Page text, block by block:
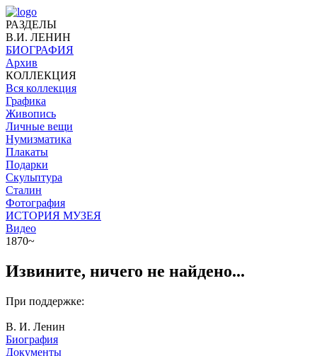
РАЗДЕЛЫ
В.И. ЛЕНИН
БИОГРАФИЯ
Архив
КОЛЛЕКЦИЯ
Вся коллекция
Графика
Живопись
Личные вещи
Нумизматика
Плакаты
Подарки
Скульптура
Сталин
Фотография
ИСТОРИЯ МУЗЕЯ
Видео
1870~
Извините, ничего не найдено...
При поддержке:
В. И. Ленин
Биография
Документы